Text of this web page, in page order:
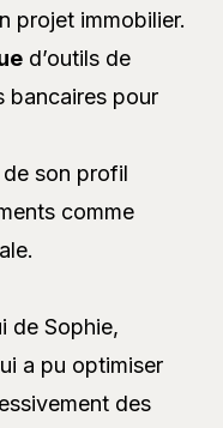
projet immobilier.
d’outils de
bancaires pour
de son profil
comme
de Sophie,
a pu optimiser
des